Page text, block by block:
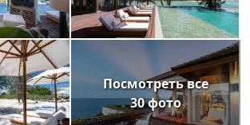
Посмотреть все
30 фото